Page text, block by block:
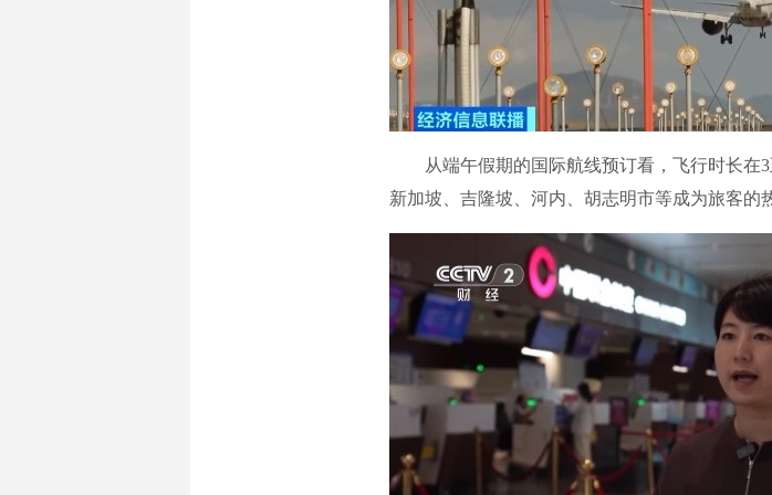
从端午假期的国际航线预订看，飞行时长在3
新加坡、吉隆坡、河内、胡志明市等成为旅客的